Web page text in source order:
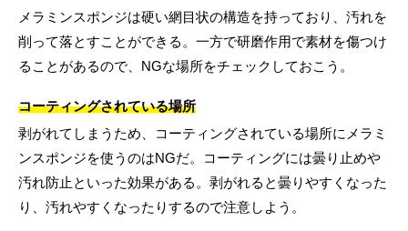
メラミンスポンジは硬い網目状の構造を持っており、汚れを
削って落とすことができる。一方で研磨作用で素材を傷つけ
ることがあるので、NGな場所をチェックしておこう。
コーティングされている場所
剥がれてしまうため、コーティングされている場所にメラミ
ンスポンジを使うのはNGだ。コーティングには曇り止めや
汚れ防止といった効果がある。剥がれると曇りやすくなった
り、汚れやすくなったりするので注意しよう。